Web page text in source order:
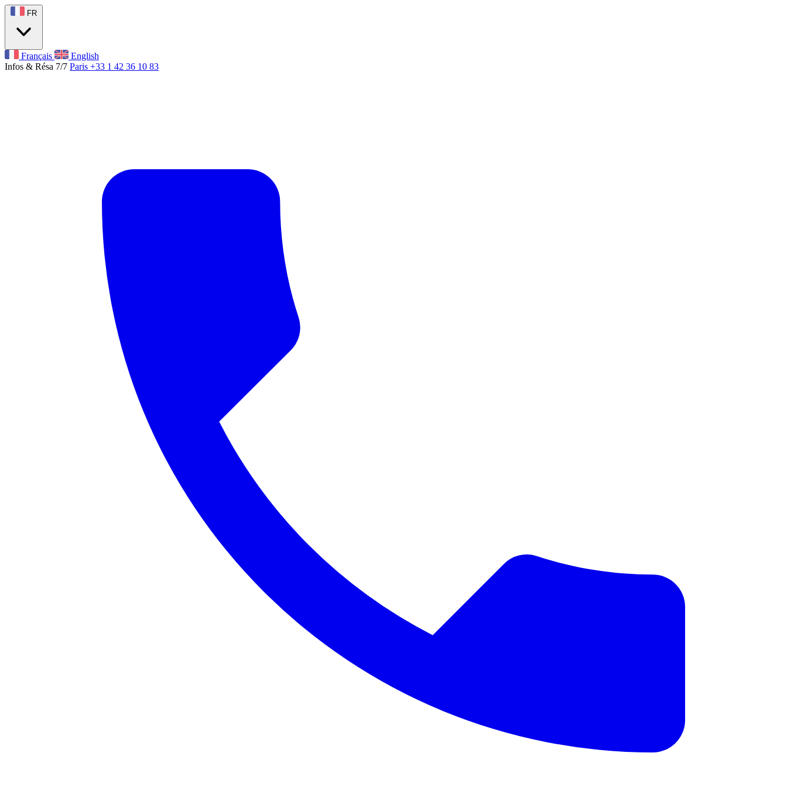
FR
Français
English
Infos & Résa 7/7 Paris +33 1 42 36 10 83